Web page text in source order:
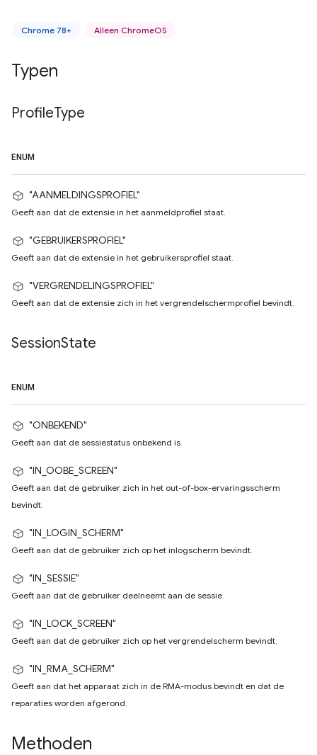
Chrome 78+ Alleen ChromeOS
Typen
ProfileType
ENUM
"AANMELDINGSPROFIEL"
Geeft aan dat de extensie in het aanmeldprofiel staat.
"GEBRUIKERSPROFIEL"
Geeft aan dat de extensie in het gebruikersprofiel staat.
"VERGRENDELINGSPROFIEL"
Geeft aan dat de extensie zich in het vergrendelschermprofiel bevindt.
SessionState
ENUM
"ONBEKEND"
Geeft aan dat de sessiestatus onbekend is.
"IN_OOBE_SCREEN"
Geeft aan dat de gebruiker zich in het out-of-box-ervaringsscherm
bevindt.
"IN_LOGIN_SCHERM"
Geeft aan dat de gebruiker zich op het inlogscherm bevindt.
"IN_SESSIE"
Geeft aan dat de gebruiker deelneemt aan de sessie.
"IN_LOCK_SCREEN"
Geeft aan dat de gebruiker zich op het vergrendelscherm bevindt.
"IN_RMA_SCHERM"
Geeft aan dat het apparaat zich in de RMA-modus bevindt en dat de
reparaties worden afgerond.
Methoden